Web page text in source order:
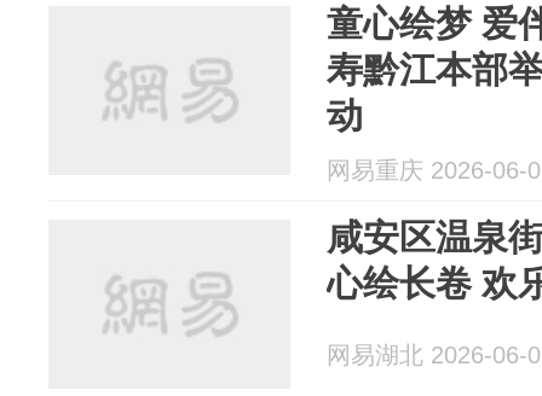
童心绘梦 爱
寿黔江本部
动
网易重庆 2026-06-
咸安区温泉
心绘长卷 欢
网易湖北 2026-06-